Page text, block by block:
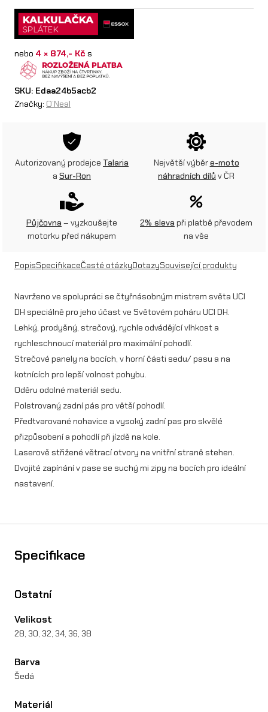
e
a
l
a
C
m
n
o
ž
s
t
í
nebo 4 × 874,- Kč s
SKU: Edaa24b5acb2
Značky: O’Neal
Autorizovaný prodejce Talaria
a Sur-Ron
Největší výběre-moto
náhradních dílů v ČR
Půjčovna – vyzkoušejte
motorku před nákupem
2% sleva při platbě převodem
na vše
PopisSpecifikaceČasté otázkyDotazySouvisející produkty
Navrženo ve spolupráci se čtyřnásobným mistrem světa UCI
DH speciálně pro jeho účast ve Světovém poháru UCI DH.
Lehký, prodyšný, strečový, rychle odvádějící vlhkost a
rychleschnoucí materiál pro maximální pohodlí.
Strečové panely na bocích, v horní části sedu/ pasu a na
kotnících pro lepší volnost pohybu.
Oděru odolné materiál sedu.
Polstrovaný zadní pás pro větší pohodlí.
Předtvarované nohavice a vysoký zadní pas pro skvělé
přizpůsobení a pohodlí při jízdě na kole.
Laserově střižené větrací otvory na vnitřní straně stehen.
Dvojité zapínání v pase se suchý mi zipy na bocích pro ideální
nastavení.
Specifikace
Ostatní
Velikost
28, 30, 32, 34, 36, 38
Barva
Šedá
Materiál